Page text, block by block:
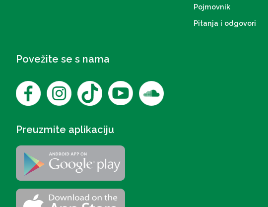
Pojmovnik
Pitanja i odgovori
Povežite se s nama
Preuzmite aplikaciju